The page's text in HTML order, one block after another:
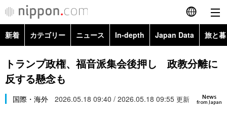
English
简体字
カテゴリー
新着 カテゴリー ニュース In-depth Japan Data 旅と
政治・外交
経済・ビジネス
Topics
トランプ政権、福音派集会後押し 政教分離に
反する懸念も
News
from Japan
国際・海外 2026.05.18 09:40 / 2026.05.18 09:55 更新